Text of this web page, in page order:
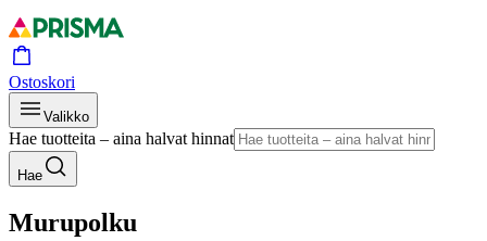
Ostoskori
Valikko
Hae tuotteita – aina halvat hinnat
Hae
Murupolku